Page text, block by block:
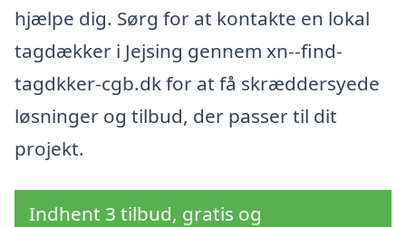
hjælpe dig. Sørg for at kontakte en lokal
tagdækker i Jejsing gennem xn--find-
tagdkker-cgb.dk for at få skræddersyede
løsninger og tilbud, der passer til dit
projekt.
Indhent 3 tilbud, gratis og